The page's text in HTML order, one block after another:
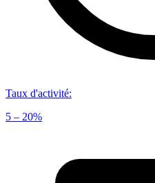
Taux d'activité:
5 – 20%